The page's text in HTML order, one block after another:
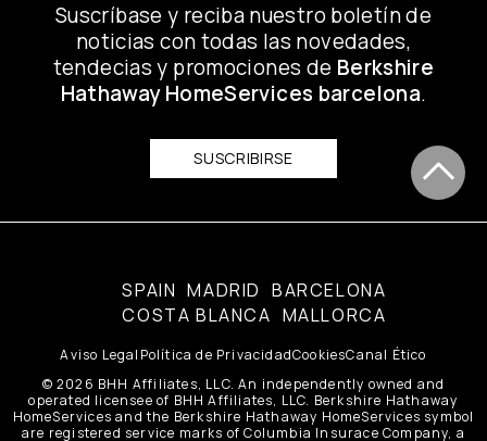
Suscríbase y reciba nuestro boletín de
noticias con todas las novedades,
tendecias y promociones de Berkshire
Hathaway HomeServices barcelona.
SUSCRIBIRSE
SPAIN MADRID BARCELONA
COSTA BLANCA MALLORCA
Aviso Legal Política de PrivacidadCookiesCanal Ético
© 2026 BHH Affiliates, LLC. An independently owned and
operated licensee of BHH Affiliates, LLC. Berkshire Hathaway
HomeServices and the Berkshire Hathaway HomeServices symbol
are registered service marks of Columbia Insurace Company, a